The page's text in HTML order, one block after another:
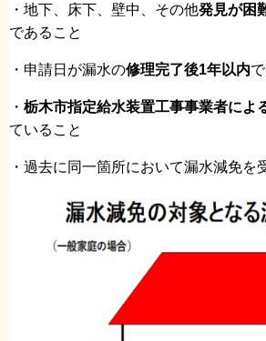
・地下、床下、壁中、その他発見が困
であること
・申請日が漏水の修理完了後1年以内
・ 栃木市指定給水装置工事事業者によ
ていること
・過去に同一箇所において漏水減免を